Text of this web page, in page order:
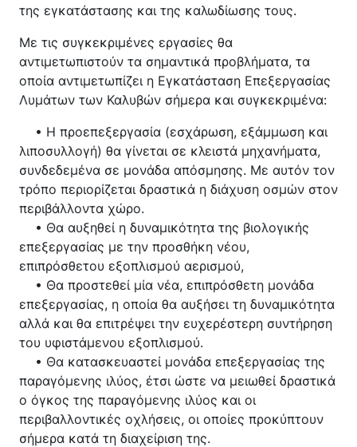
της εγκατάστασης και της καλωδίωσης τους.
Με τις συγκεκριμένες εργασίες θα
αντιμετωπιστούν τα σημαντικά προβλήματα, τα
οποία αντιμετωπίζει η Εγκατάσταση Επεξεργασίας
Λυμάτων των Καλυβών σήμερα και συγκεκριμένα:
• Η προεπεξεργασία (εσχάρωση, εξάμμωση και
λιποσυλλογή) θα γίνεται σε κλειστά μηχανήματα,
συνδεδεμένα σε μονάδα απόσμησης. Με αυτόν τον
τρόπο περιορίζεται δραστικά η διάχυση οσμών στον
περιβάλλοντα χώρο.
• Θα αυξηθεί η δυναμικότητα της βιολογικής
επεξεργασίας με την προσθήκη νέου,
επιπρόσθετου εξοπλισμού αερισμού,
• Θα προστεθεί μία νέα, επιπρόσθετη μονάδα
επεξεργασίας, η οποία θα αυξήσει τη δυναμικότητα
αλλά και θα επιτρέψει την ευχερέστερη συντήρηση
του υφιστάμενου εξοπλισμού.
• Θα κατασκευαστεί μονάδα επεξεργασίας της
παραγόμενης ιλύος, έτσι ώστε να μειωθεί δραστικά
ο όγκος της παραγόμενης ιλύος και οι
περιβαλλοντικές οχλήσεις, οι οποίες προκύπτουν
σήμερα κατά τη διαχείριση της.